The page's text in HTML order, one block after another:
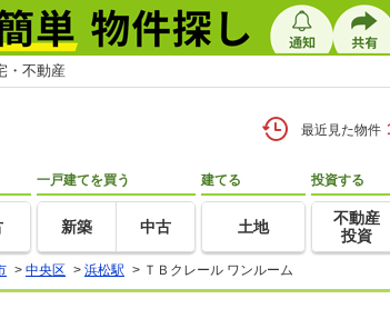
・不動産
最近見た物件
一戸建てを買う
新築 中古
建てる
土地
投資する
不動産
投資
> 中央区 > 浜松駅 > ＴＢクレール ワンルーム